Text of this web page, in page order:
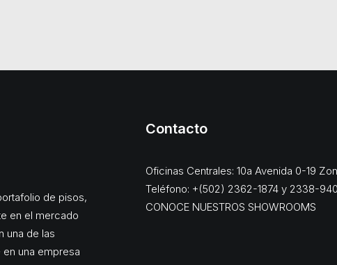
de pisos,
en el mercado
una de las
una empresa
Contacto
Oficinas Centrales: 10a Avenida 0-19
Teléfono: +(502) 2362-1874 y 2338-
CONOCE NUESTROS SHOWROOMS